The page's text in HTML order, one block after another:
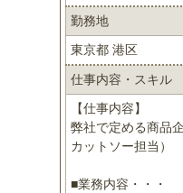
勤務地
東京都 港区
仕事内容・スキル
【仕事内容】
弊社で定める商品
カットソー担当）
■業務内容・・・